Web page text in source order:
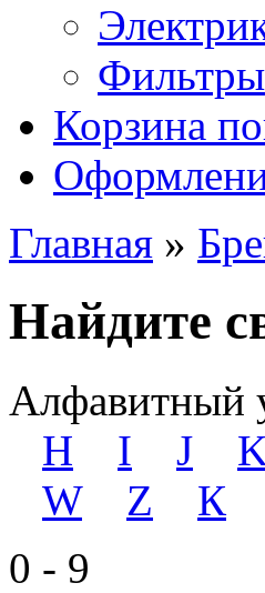
Фильтры
Корзина
Главная »
Найдите
Алфавитный
H
I J
W
Z К
0 - 9